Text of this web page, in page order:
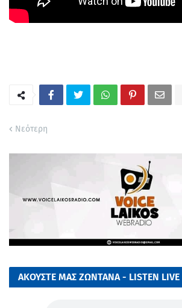
Νεότερη
ΑΚΟΥΣΤΕ ΜΑΣ ΖΩΝΤΑΝΑ - LISTEN LIVE